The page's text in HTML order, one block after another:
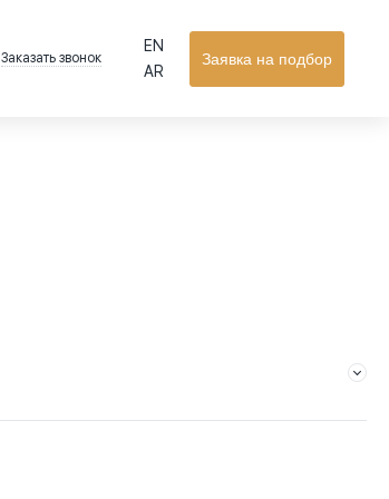
Заказать звонок Заявка на подбор
EN
AR